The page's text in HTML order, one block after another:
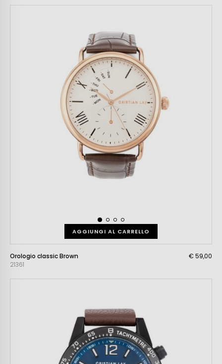
AGGIUNGI AL CARRELLO
Orologio classic Brown
21361
€ 59,00